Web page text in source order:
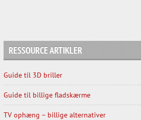
RESSOURCE ARTIKLER
Guide til 3D briller
Guide til billige fladskærme
TV ophæng – billige alternativer